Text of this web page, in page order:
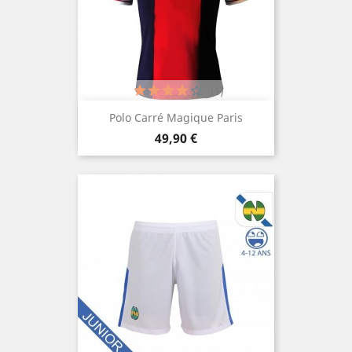
Polo Carré Magique Paris
Prix
49,90 €
(1)